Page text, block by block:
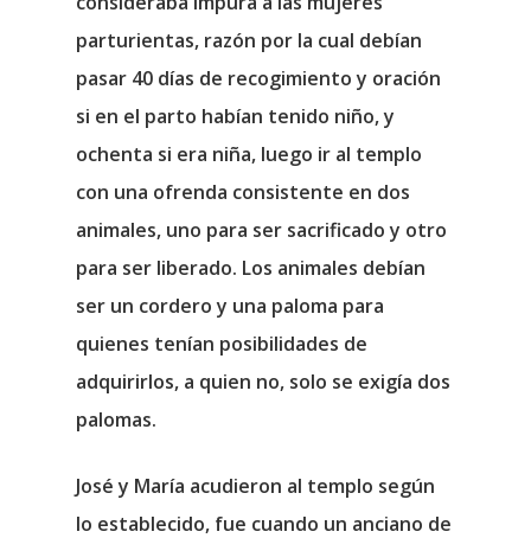
parturientas, razón por la cual debían
pasar 40 días de recogimiento y oración
si en el parto habían tenido niño, y
ochenta si era niña, luego ir al templo
con una ofrenda consistente en dos
animales, uno para ser sacrificado y otro
para ser liberado. Los animales debían
ser un cordero y una paloma para
quienes tenían posibilidades de
adquirirlos, a quien no, solo se exigía dos
palomas.
José y María acudieron al templo según
lo establecido, fue cuando un anciano de